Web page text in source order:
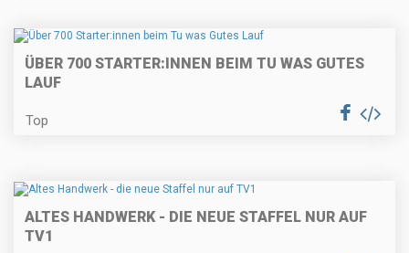
ÜBER 700 STARTER:INNEN BEIM TU WAS GUTES
LAUF
Top
ALTES HANDWERK - DIE NEUE STAFFEL NUR AUF
TV1